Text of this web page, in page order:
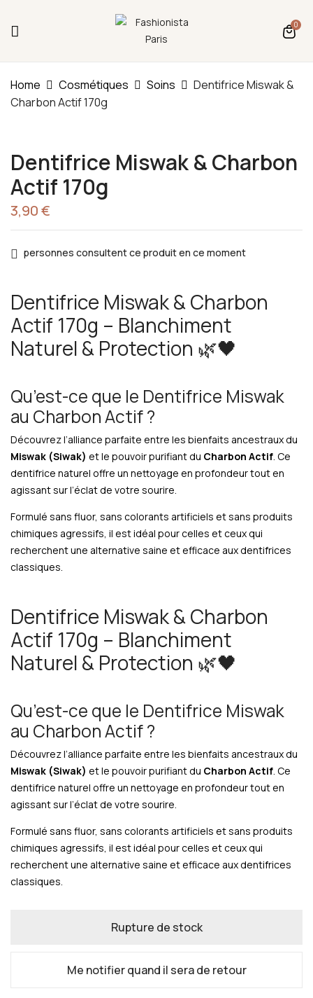
0
Home Cosmétiques Soins
Dentifrice Miswak &
Charbon Actif 170g
Dentifrice Miswak & Charbon
Actif 170g
3,90€
personnes consultent ce produit en ce moment
Dentifrice Miswak & Charbon
Actif 170g – Blanchiment
Naturel & Protection 🌿🖤
Qu’est-ce que le Dentifrice Miswak
au Charbon Actif ?
Découvrez l’alliance parfaite entre les bienfaits ancestraux du
Miswak (Siwak) et le pouvoir purifiant du Charbon Actif . Ce
dentifrice naturel offre un nettoyage en profondeur tout en
agissant sur l’éclat de votre sourire.
Formulé sans fluor, sans colorants artificiels et sans produits
chimiques agressifs, il est idéal pour celles et ceux qui
recherchent une alternative saine et efficace aux dentifrices
classiques.
Dentifrice Miswak & Charbon
Actif 170g – Blanchiment
Naturel & Protection 🌿🖤
Qu’est-ce que le Dentifrice Miswak
au Charbon Actif ?
Découvrez l’alliance parfaite entre les bienfaits ancestraux du
Miswak (Siwak) et le pouvoir purifiant du Charbon Actif . Ce
dentifrice naturel offre un nettoyage en profondeur tout en
agissant sur l’éclat de votre sourire.
Formulé sans fluor, sans colorants artificiels et sans produits
chimiques agressifs, il est idéal pour celles et ceux qui
recherchent une alternative saine et efficace aux dentifrices
classiques.
Rupture de stock
Me notifier quand il sera de retour
Miswak & Charbon Actif 170g”
Fermeture annuelle du 17 juillet 16h au 12 août.
L'ajout au panier est indisponible et aucune
commande ni remise en main propre ne sera